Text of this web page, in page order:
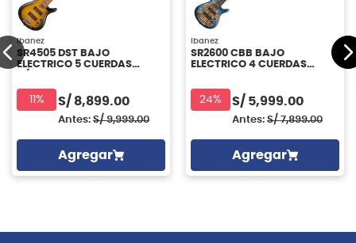
Ibanez
SR4505 DST BAJO
ELECTRICO 5 CUERDAS
11% S/ 8,899.00
Antes: S/ 9,999.00
Agregar
Ibanez
SR2600 CBB BAJO
ELECTRICO 4 CUERDAS
24% S/ 5,999.00
Antes: S/ 7,899.00
Agregar